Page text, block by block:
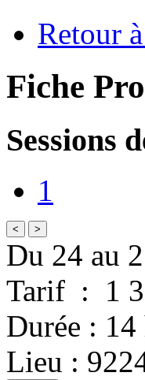
Retour
Fiche
Sessions
1
< >
Du 24 au
Tarif : 1
Durée : 14
Lieu :